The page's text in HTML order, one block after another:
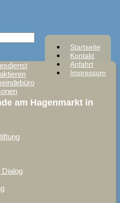
Startseite
Kontakt
Anfahrt
Impressum
am Hagenmarkt in